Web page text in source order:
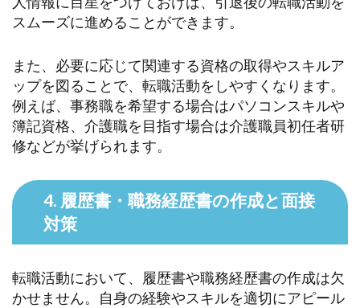
スムーズに進めることができます。
また、必要に応じて関連する資格の取得やスキルア
ップを図ることで、転職活動をしやすくなります。
例えば、事務職を希望する場合はパソコンスキルや
簿記資格、介護職を目指す場合は介護職員初任者研
修などが挙げられます。
4. 履歴書・職務経歴書の作成と面接
対策
転職活動において、履歴書や職務経歴書の作成は欠
かせません。自身の経験やスキルを適切にアピール